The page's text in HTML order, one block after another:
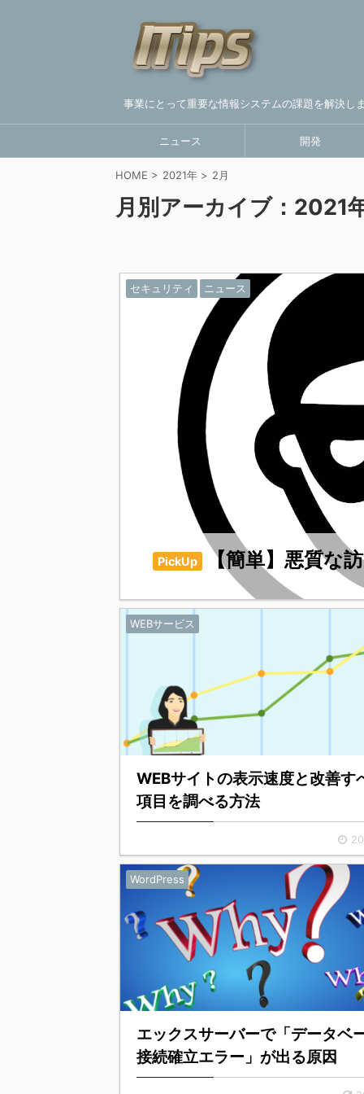
事業にとって重要な情報システムの課題を解決し
ニュース 開発
HOME > 2021年 > 2月
月別アーカイブ：2021
セキュリティ ニュース
PickUp 【簡単】悪質な
WEBサービス
WEBサイトの表示速度と改善す
項目を調べる方法
WordPress
エックスサーバーで「データベ
接続確立エラー」が出る原因